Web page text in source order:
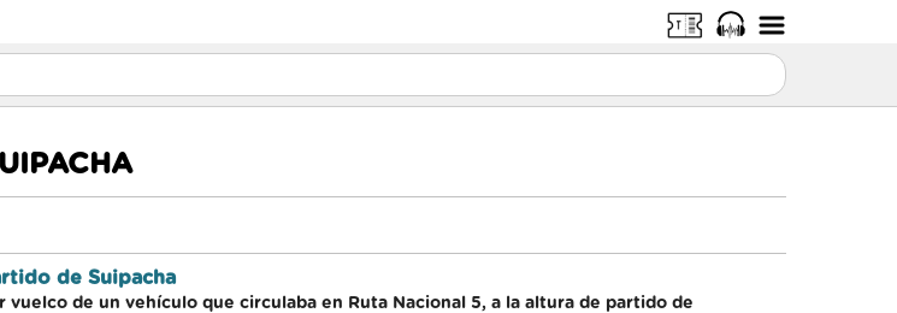
de Suipacha
de un vehículo que circulaba en Ruta Nacional 5, a la altura de partido de